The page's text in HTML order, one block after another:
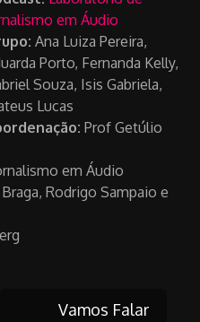
em Áudio
Ana Luiza Pereira,
Porto, Fernanda Kelly,
Souza, Isis Gabriela,
Lucas
Prof Getúlio
em Áudio
Rodrigo Sampaio e
Vamos Falar